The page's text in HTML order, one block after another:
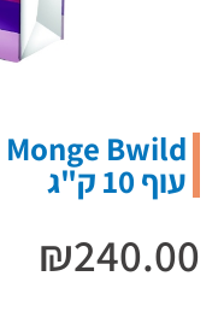
עוף 10 ק"ג
₪240.00